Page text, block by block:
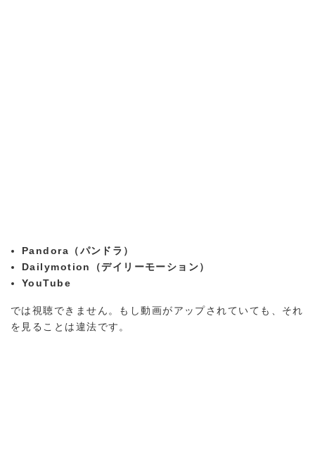
Pandora（パンドラ）
Dailymotion（デイリーモーション）
YouTube
では視聴できません。もし動画がアップされていても、それ
を見ることは違法です。